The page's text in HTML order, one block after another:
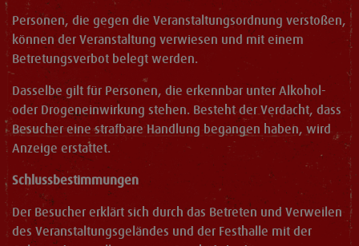
Personen, die gegen die Veranstaltungsordnung verstoßen,
können der Veranstaltung verwiesen und mit einem
Betretungsverbot belegt werden.
Dasselbe gilt für Personen, die erkennbar unter Alkohol-
oder Drogeneinwirkung stehen. Besteht der Verdacht, dass
Besucher eine strafbare Handlung begangen haben, wird
Anzeige erstattet.
Schlussbestimmungen
Der Besucher erklärt sich durch das Betreten und Verweilen
des Veranstaltungsgeländes und der Festhalle mit der